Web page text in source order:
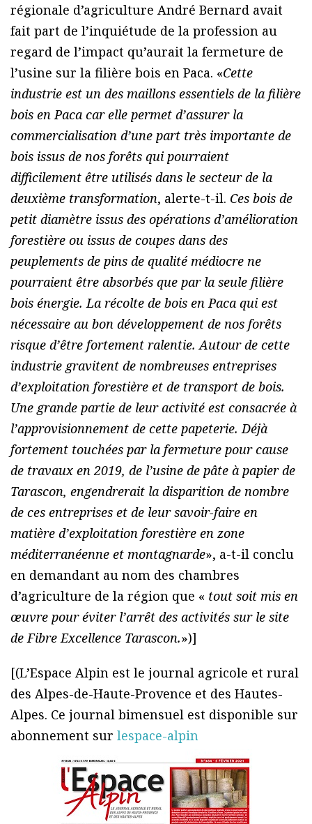
régionale d’agriculture André Bernard avait
fait part de l’inquiétude de la profession au
regard de l’impact qu’aurait la fermeture de
l’usine sur la filière bois en Paca. «Cette
industrie est un des maillons essentiels de la filière
bois en Paca car elle permet d’assurer la
commercialisation d’une part très importante de
bois issus de nos forêts qui pourraient
difficilement être utilisés dans le secteur de la
deuxième transformation, alerte-t-il. Ces bois de
petit diamètre issus des opérations d’amélioration
forestière ou issus de coupes dans des
peuplements de pins de qualité médiocre ne
pourraient être absorbés que par la seule filière
bois énergie. La récolte de bois en Paca qui est
nécessaire au bon développement de nos forêts
risque d’être fortement ralentie. Autour de cette
industrie gravitent de nombreuses entreprises
d’exploitation forestière et de transport de bois.
Une grande partie de leur activité est consacrée à
l’approvisionnement de cette papeterie. Déjà
fortement touchées par la fermeture pour cause
de travaux en 2019, de l’usine de pâte à papier de
Tarascon, engendrerait la disparition de nombre
de ces entreprises et de leur savoir-faire en
matière d’exploitation forestière en zone
méditerranéenne et montagnarde», a-t-il conclu
en demandant au nom des chambres
d’agriculture de la région que « tout soit mis en
œuvre pour éviter l’arrêt des activités sur le site
de Fibre Excellence Tarascon.»)]
[(L’Espace Alpin est le journal agricole et rural
des Alpes-de-Haute-Provence et des Hautes-
Alpes. Ce journal bimensuel est disponible sur
abonnement sur lespace-alpin